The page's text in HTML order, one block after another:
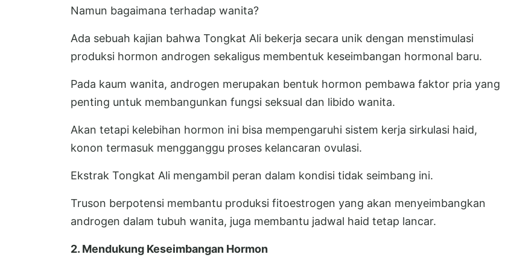
Namun bagaimana terhadap wanita?
Ada sebuah kajian bahwa Tongkat Ali bekerja secara unik dengan menstimulasi
produksi hormon androgen sekaligus membentuk keseimbangan hormonal baru.
Pada kaum wanita, androgen merupakan bentuk hormon pembawa faktor pria yang
penting untuk membangunkan fungsi seksual dan libido wanita.
Akan tetapi kelebihan hormon ini bisa mempengaruhi sistem kerja sirkulasi haid,
konon termasuk mengganggu proses kelancaran ovulasi.
Ekstrak Tongkat Ali mengambil peran dalam kondisi tidak seimbang ini.
Truson berpotensi membantu produksi fitoestrogen yang akan menyeimbangkan
androgen dalam tubuh wanita, juga membantu jadwal haid tetap lancar.
2. Mendukung Keseimbangan Hormon